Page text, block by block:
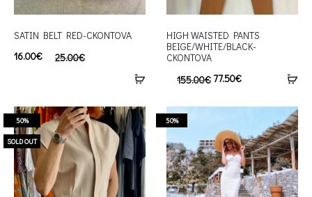
SATIN BELT RED-CKONTOVA
25.00€
16.00€
HIGH WAISTED PANTS
BEIGE/WHITE/BLACK-
CKONTOVA
155.00€ 77.50€
50%
SOLD OUT
50%